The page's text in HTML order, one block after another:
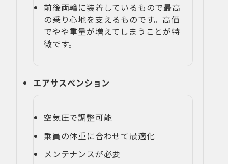
前後両輪に装着しているもので最高
の乗り心地を支えるものです。高価
でやや重量が増えてしまうことが特
徴です。
エアサスペンション
空気圧で調整可能
乗員の体重に合わせて最適化
メンテナンスが必要